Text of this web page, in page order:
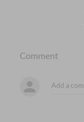
Comment